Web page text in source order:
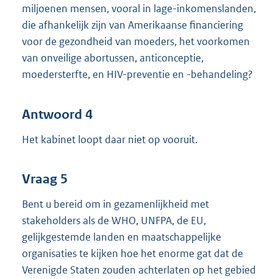
miljoenen mensen, vooral in lage-inkomenslanden,
die afhankelijk zijn van Amerikaanse financiering
voor de gezondheid van moeders, het voorkomen
van onveilige abortussen, anticonceptie,
moedersterfte, en HIV-preventie en -behandeling?
Antwoord 4
Het kabinet loopt daar niet op vooruit.
Vraag 5
Bent u bereid om in gezamenlijkheid met
stakeholders als de WHO, UNFPA, de EU,
gelijkgestemde landen en maatschappelijke
organisaties te kijken hoe het enorme gat dat de
Verenigde Staten zouden achterlaten op het gebied